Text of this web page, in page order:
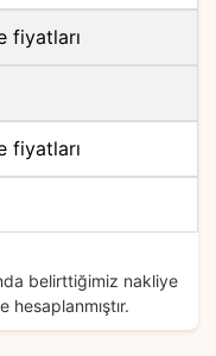
fiyatları
fiyatları
belirttiğimiz nakliye
hesaplanmıştır.